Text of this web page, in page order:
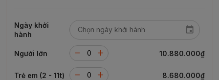
Ngày khởi
hành
Người lớn 10.880.000₫
Trẻ em (2 - 11t) 8.680.000₫